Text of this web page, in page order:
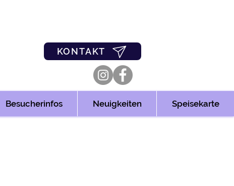
KONTAKT
Besucherinfos Neuigkeiten Speisekarte